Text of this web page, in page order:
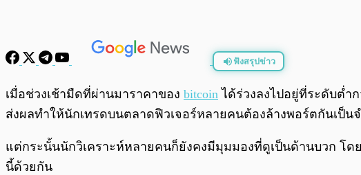
ฟังสรุปข่าว
พร้อมเล่น
เมื่อช่วงเช้ามืดที่ผ่านมาราคาของ bitcoin ได้ร่วงลงไปอยู่ที่ระดับต่ำ
ส่งผลทำให้นักเทรดบนตลาดฟิวเจอร์หลายคนต้องล้างพอร์ตกันเป็น
แต่กระนั้นนักวิเคราะห์หลายคนก็ยังคงมีมุมมองที่ดูเป็นด้านบวก โ
นี้ด้วยกัน